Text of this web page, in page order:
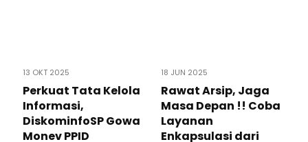
13 OKT 2025
Perkuat Tata Kelola
Informasi,
DiskominfoSP Gowa
Monev PPID
18 JUN 2025
Rawat Arsip, Jaga
Masa Depan !! Coba
Layanan
Enkapsulasi dari